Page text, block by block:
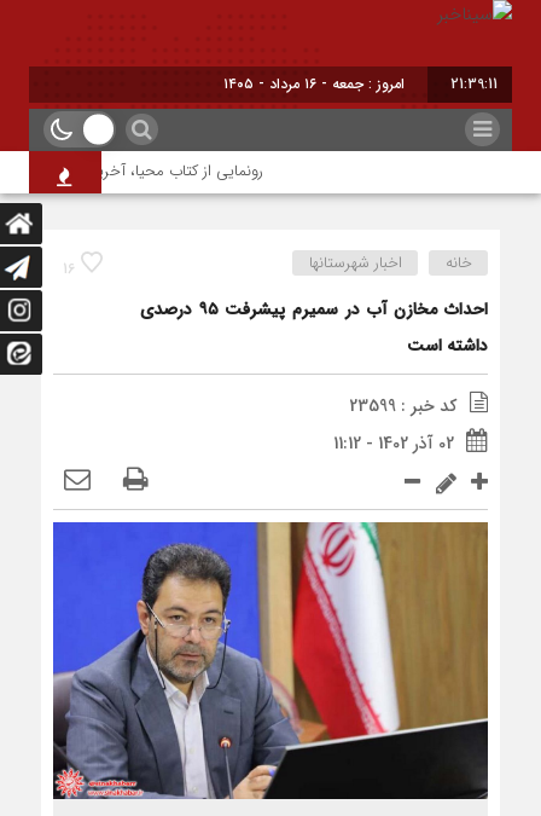
21:39:12 امروز : جمعه - ۱۶ مرداد - ۱۴۰۵
رونمایی از کتاب محیا، آخرین اثر نویسنده
16 خانه اخبار شهرستانها
احداث مخازن آب در سمیرم پیشرفت ۹۵ درصدی
داشته است
کد خبر : 23599
02 آذر 1402 - 11:12